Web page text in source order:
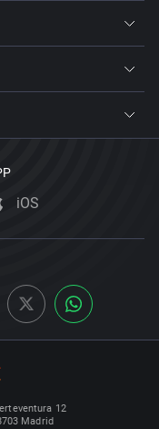
iOS
12
Madrid